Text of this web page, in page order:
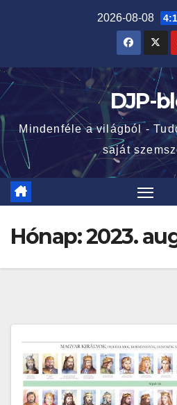
2026-08-08
DJP-
Mindenféle a világból -
saját
Hónap:2023.